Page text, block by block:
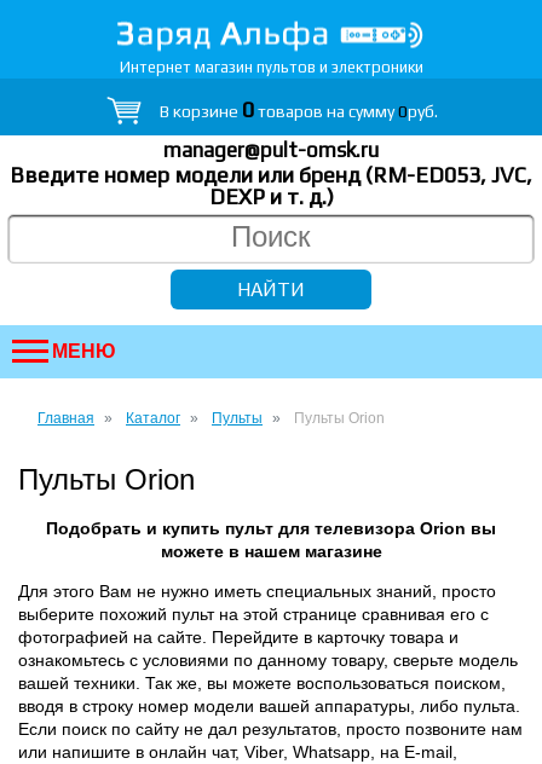
Интернет магазин пультов и электроники
В корзине 0товаров на сумму0руб.
manager@pult-omsk.ru
Введите номер модели или бренд (RM-ED053, JVC,
DEXP и т. д.)
МЕНЮ
Главная Каталог Пульты Пульты Orion
Пульты Orion
Подобрать и купить пульт для телевизора Orion вы
можете в нашем магазине
Для этого Вам не нужно иметь специальных знаний, просто
выберите похожий пульт на этой странице сравнивая его с
фотографией на сайте. Перейдите в карточку товара и
ознакомьтесь с условиями по данному товару, сверьте модель
вашей техники. Так же, вы можете воспользоваться поиском,
вводя в строку номер модели вашей аппаратуры, либо пульта.
Если поиск по сайту не дал результатов, просто позвоните нам
или напишите в онлайн чат, Viber, Whatsapp, на E-mail,